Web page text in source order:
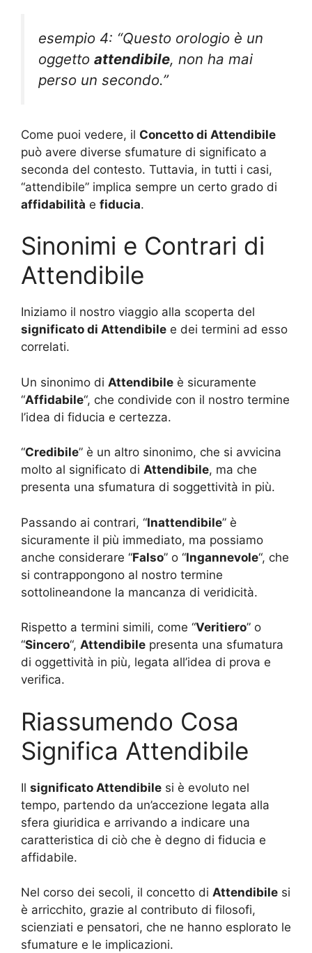
esempio 4: “Questo orologio è un
oggetto attendibile, non ha mai
perso un secondo.”
Come puoi vedere, il Concetto di Attendibile
può avere diverse sfumature di significato a
seconda del contesto. Tuttavia, in tutti i casi,
“attendibile” implica sempre un certo grado di
affidabilità e fiducia.
Sinonimi e Contrari di
Attendibile
Iniziamo il nostro viaggio alla scoperta del
significato di Attendibile e dei termini ad esso
correlati.
Un sinonimo di Attendibile è sicuramente
“Affidabile“, che condivide con il nostro termine
l’idea di fiducia e certezza.
“Credibile” è un altro sinonimo, che si avvicina
molto al significato di Attendibile, ma che
presenta una sfumatura di soggettività in più.
Passando ai contrari, “Inattendibile” è
sicuramente il più immediato, ma possiamo
anche considerare “Falso” o “Ingannevole“, che
si contrappongono al nostro termine
sottolineandone la mancanza di veridicità.
Rispetto a termini simili, come “Veritiero” o
“Sincero“, Attendibile presenta una sfumatura
di oggettività in più, legata all’idea di prova e
verifica.
Riassumendo Cosa
Significa Attendibile
Il significato Attendibile si è evoluto nel
tempo, partendo da un’accezione legata alla
sfera giuridica e arrivando a indicare una
caratteristica di ciò che è degno di fiducia e
affidabile.
Nel corso dei secoli, il concetto di Attendibile si
è arricchito, grazie al contributo di filosofi,
scienziati e pensatori, che ne hanno esplorato le
sfumature e le implicazioni.